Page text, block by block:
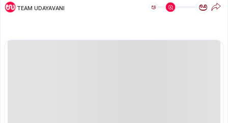
TEAM UDAYAVANI ಅ ಅ